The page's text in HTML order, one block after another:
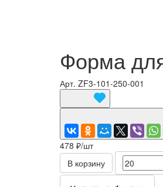
Форма
Арт. ZF3-101-250-001
478 ₽/шт
В корзину